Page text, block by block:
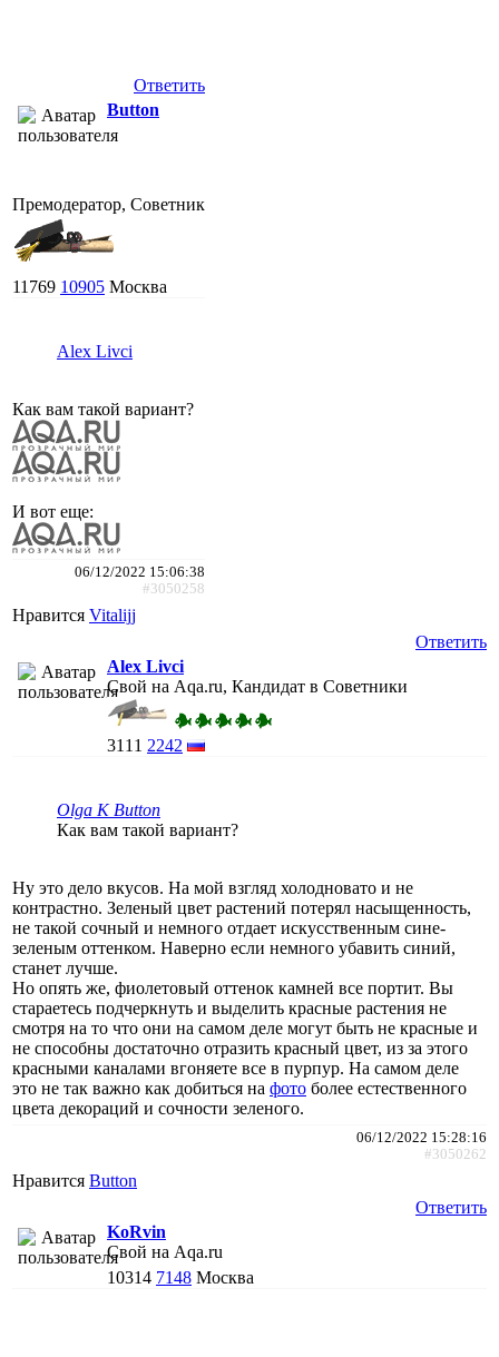
Ответить
Button
Премодератор, Советник
11769 10905 Москва
Alex Livci
Как вам такой вариант?
И вот еще:
06/12/2022 15:06:38
#3050258
Нравится Vitalijj
Ответить
Alex Livci
Свой на Aqa.ru, Кандидат в Советники
3111 2242
Olga K Button
Как вам такой вариант?
Ну это дело вкусов. На мой взгляд холодновато и не
контрастно. Зеленый цвет растений потерял насыщенность,
не такой сочный и немного отдает искусственным сине-
зеленым оттенком. Наверно если немного убавить синий,
станет лучше.
Но опять же, фиолетовый оттенок камней все портит. Вы
стараетесь подчеркнуть и выделить красные растения не
смотря на то что они на самом деле могут быть не красные и
не способны достаточно отразить красный цвет, из за этого
красными каналами вгоняете все в пурпур. На самом деле
это не так важно как добиться на фото более естественного
цвета декораций и сочности зеленого.
06/12/2022 15:28:16
#3050262
Нравится Button
Ответить
KoRvin
Свой на Aqa.ru
10314 7148 Москва